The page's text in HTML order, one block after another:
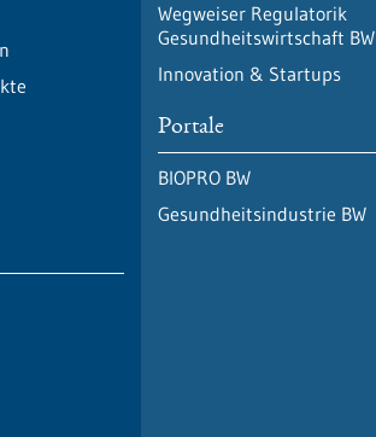
Wegweiser Regulatorik
Gesundheitswirtschaft BW
Innovation & Startups
Portale
BIOPRO BW
Gesundheitsindustrie BW